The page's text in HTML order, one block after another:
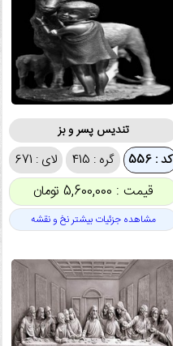
تندیس پسر و بز
کد : 556 گره : 415 لای : 671
قیمت : 5,600,000 تومان
مشاهده جزئیات بیشتر نخ و نقشه